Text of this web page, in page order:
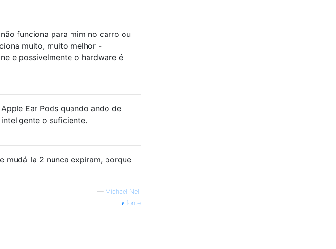
funciona para mim no carro ou
muito, muito melhor -
e possivelmente o hardware é
Ear Pods quando ando de
o suficiente.
mudá-la 2 nunca expiram, porque
— Michael Nell
fonte